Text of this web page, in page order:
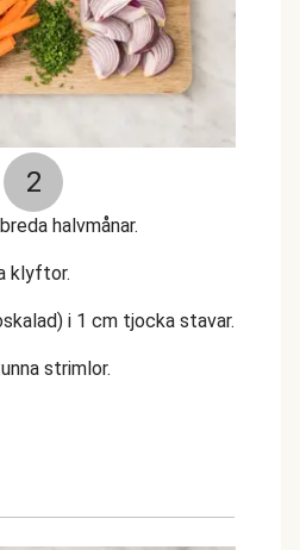
2
halvmånar.
klyftor.
i 1 cm tjocka stavar.
strimlor.